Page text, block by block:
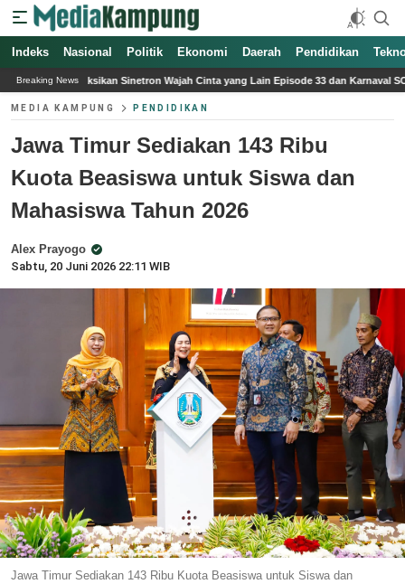
Indeks Nasional Politik Ekonomi Daerah Pendidikan
Breaking News
Wajah Cinta yang Lain Episode 33 dan Karnaval SCTV di Tegal Bersama Para
MEDIA KAMPUNG PENDIDIKAN
Jawa Timur Sediakan 143 Ribu
Kuota Beasiswa untuk Siswa dan
Mahasiswa Tahun 2026
Alex Prayogo
Sabtu, 20 Juni 2026 22:11 WIB
Jawa Timur Sediakan 143 Ribu Kuota Beasiswa untuk Siswa dan